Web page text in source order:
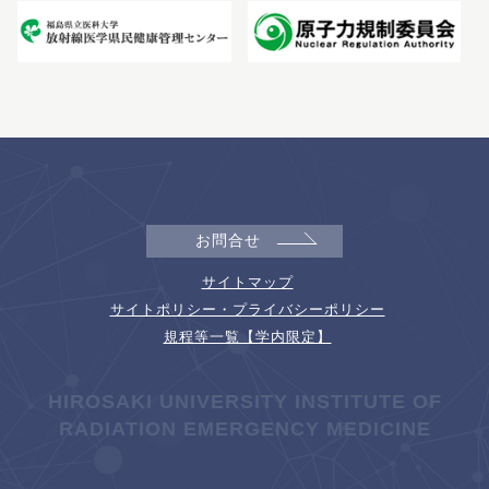
お問合せ
サイトマップ
サイトポリシー・プライバシーポリシー
規程等一覧【学内限定】
HIROSAKI UNIVERSITY INSTITUTE OF
RADIATION EMERGENCY MEDICINE